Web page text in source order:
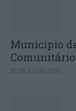
Município
30 DE JULHO, 2026